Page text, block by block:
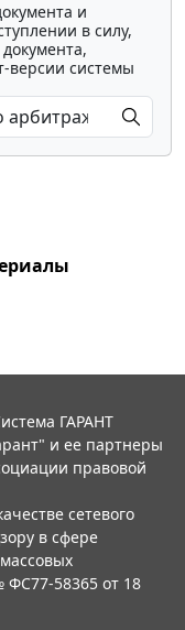
и
в силу,
версии системы
ГАРАНТ
и ее партнеры
правовой
сетевого
в сфере
ФС77-58365 от 18